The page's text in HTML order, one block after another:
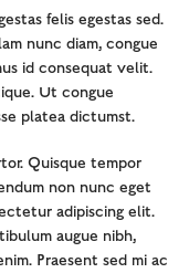
felis egestas sed.
nunc diam, congue
id consequat velit.
Ut congue
platea dictumst.
Quisque tempor
non nunc eget
adipiscing elit.
augue nibh,
Praesent sed mi ac